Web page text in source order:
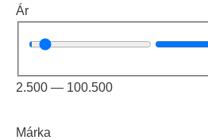
Ár
2.500 — 100.500
Márka